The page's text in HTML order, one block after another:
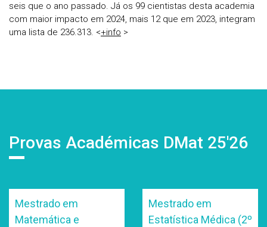
seis que o ano passado. Já os 99 cientistas desta academia
com maior impacto em 2024, mais 12 que em 2023, integram
uma lista de 236.313. <+info >
Provas Académicas DMat 25'26
Mestrado em
Matemática e
Mestrado em
Estatística Médica (2º